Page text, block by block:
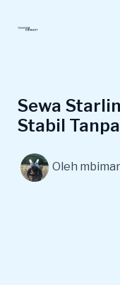
Sewa
Stabil
Oleh